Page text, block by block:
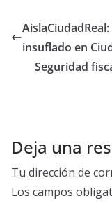
insuflado en
Seguridad
Deja una
Tu dirección de
Los campos